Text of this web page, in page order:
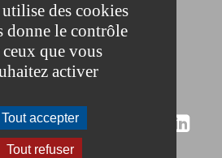
Suivez-nous
Suivez-
utilise des cookies
donne le contrôle
que vous
activer
Tout accepter
Tout refuser